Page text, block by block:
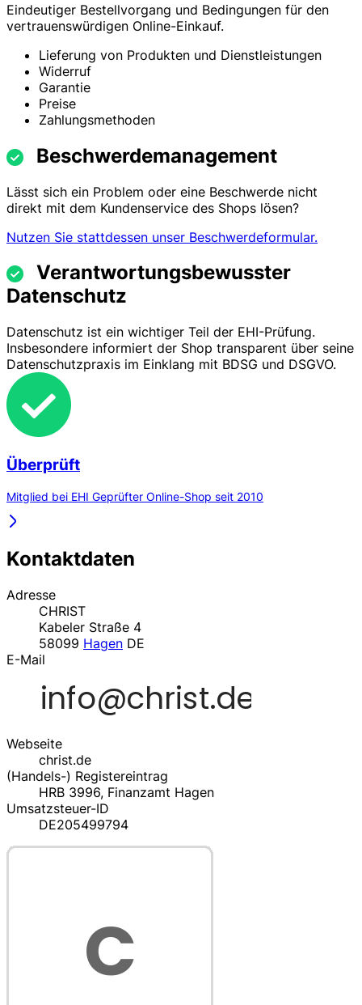
Eindeutiger Bestellvorgang und Bedingungen für den
vertrauenswürdigen Online-Einkauf.
Lieferung von Produkten und Dienstleistungen
Widerruf
Garantie
Preise
Zahlungsmethoden
Beschwerdemanagement
Lässt sich ein Problem oder eine Beschwerde nicht
direkt mit dem Kundenservice des Shops lösen?
Nutzen Sie stattdessen unser Beschwerdeformular.
Verantwortungsbewusster
Datenschutz
Datenschutz ist ein wichtiger Teil der EHI-Prüfung.
Insbesondere informiert der Shop transparent über seine
Datenschutzpraxis im Einklang mit BDSG und DSGVO.
Überprüft
Mitglied bei EHI Geprüfter Online-Shop seit 2010
Kontaktdaten
Adresse
CHRIST
Kabeler Straße 4
58099 Hagen DE
E-Mail
Webseite
christ.de
(Handels-) Registereintrag
HRB 3996, Finanzamt Hagen
Umsatzsteuer-ID
DE205499794